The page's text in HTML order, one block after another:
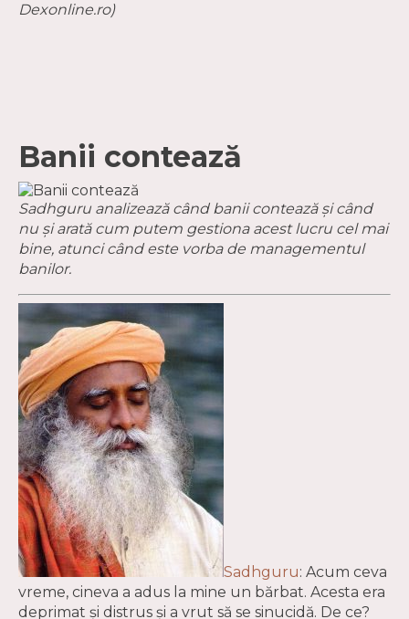
Dexonline.ro)
Banii contează
Sadhguru analizează când banii contează și când
nu și arată cum putem gestiona acest lucru cel mai
bine, atunci când este vorba de managementul
banilor.
Sadhguru: Acum ceva
vreme, cineva a adus la mine un bărbat. Acesta era
deprimat și distrus și a vrut să se sinucidă. De ce?